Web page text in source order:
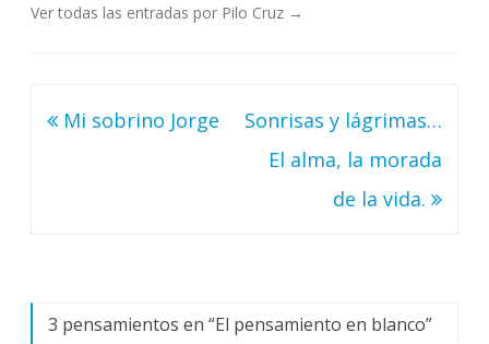
Ver todas las entradas por Pilo Cruz →
Navegación
Mi sobrino Jorge
Sonrisas y lágrimas…
El alma, la morada
de la vida.
3 pensamientos en “El pensamiento en blanco”